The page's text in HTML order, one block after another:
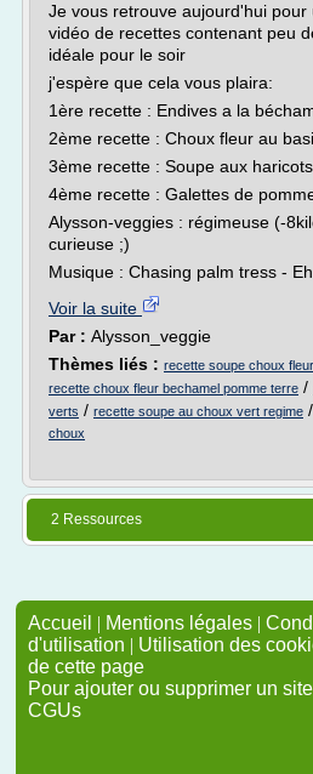
Je vous retrouve aujourd'hui pour
vidéo de recettes contenant peu
idéale pour le soir
j'espère que cela vous plaira:
1ère recette : Endives a la
2ème recette : Choux fleur au
3ème recette : Soupe aux
4ème recette : Galettes de
Alysson-veggies : régimeuse (-
curieuse ;)
Musique : Chasing palm tress -
Voir la suite
Par : Alysson_veggie
Thèmes liés : recette soupe choux
recette choux fleur bechamel pomme terre /
verts / recette soupe au choux vert regime /
choux
2 Ressources
Accueil | Mentions légales |
d'utilisation | Utilisation des
de cette page
Pour ajouter ou supprimer un
CGUs